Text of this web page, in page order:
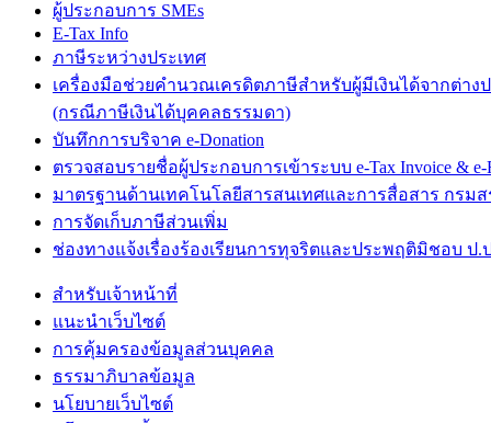
ผู้ประกอบการ SMEs
E-Tax Info
ภาษีระหว่างประเทศ
เครื่องมือช่วยคำนวณเครดิตภาษีสำหรับผู้มีเงินได้จากต่าง
(กรณีภาษีเงินได้บุคคลธรรมดา)
บันทึกการบริจาค e-Donation
ตรวจสอบรายชื่อผู้ประกอบการเข้าระบบ e-Tax Invoice & e-
มาตรฐานด้านเทคโนโลยีสารสนเทศและการสื่อสาร กรมส
การจัดเก็บภาษีส่วนเพิ่ม
ช่องทางแจ้งเรื่องร้องเรียนการทุจริตและประพฤติมิชอบ ป.
สำหรับเจ้าหน้าที่
แนะนำเว็บไซต์
การคุ้มครองข้อมูลส่วนบุคคล
ธรรมาภิบาลข้อมูล
นโยบายเว็บไซต์